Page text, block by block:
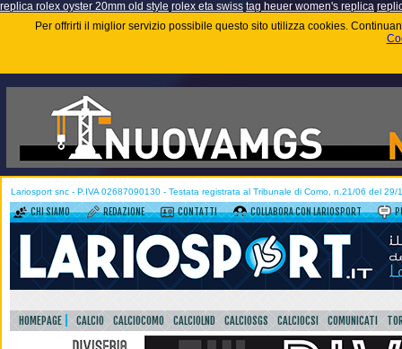
replica rolex oyster 20mm old style rolex eta swiss tag heuer women's replica
Per offrirti il miglior servizio possibile questo sito utilizza cookies.
Lariosport snc - P.IVA 02687090130 - Testata registrata al Tribunale di Como, n.21/06 del 29/
CHI SIAMO REDAZIONE CONTATTI COLLABORA CON LARIOSPORT
HOMEPAGE CALCIO CALCIOCOMO CALCIOLND CALCIOSGS CALCIOCSI COMUNICATI